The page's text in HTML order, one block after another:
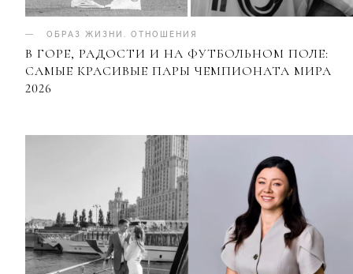
ОБРАЗ ЖИЗНИ ОТНОШЕНИЯ
В ГОРЕ, РАДОСТИ И НА ФУТБОЛЬНОМ ПОЛЕ:
САМЫЕ КРАСИВЫЕ ПАРЫ ЧЕМПИОНАТА МИРА
2026